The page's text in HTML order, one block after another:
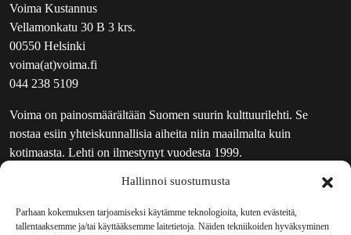
Hallinnoi suostumusta
Parhaan kokemuksen tarjoamiseksi käytämme teknologioita, kuten evästeitä,
tallentaaksemme ja/tai käyttääksemme laitetietoja. Näiden tekniikoiden hyväksyminen
Voima Kustannus
Vellamonkatu 30 B 3 krs.
00550 Helsinki
voima(at)voima.fi
044 238 5109
Voima on painosmäärältään Suomen suurin kulttuurilehti. Se
nostaa esiin yhteiskunnallisia aiheita niin maailmalta kuin
kotimaasta. Lehti on ilmestynyt vuodesta 1999.
UUTISKIRJE
MAINOSTAJILLE